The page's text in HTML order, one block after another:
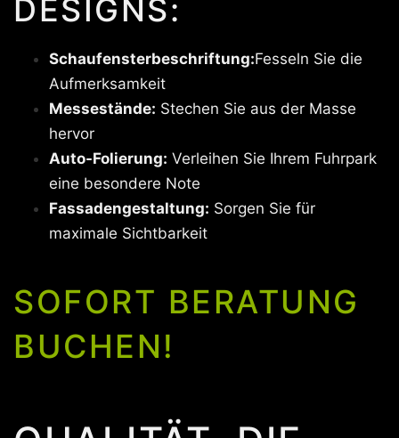
DESIGNS:
Schaufensterbeschriftung:Fesseln Sie die
Aufmerksamkeit
Messestände: Stechen Sie aus der Masse
hervor
Auto-Folierung: Verleihen Sie Ihrem Fuhrpark
eine besondere Note
Fassadengestaltung: Sorgen Sie für
maximale Sichtbarkeit
SOFORT BERATUNG
BUCHEN!